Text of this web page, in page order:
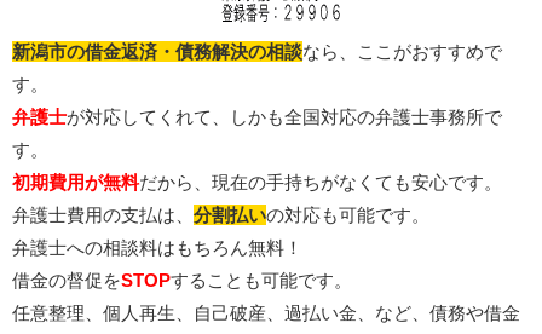
新潟市の借金返済・債務解決の相談なら、ここがおすすめで
す。
弁護士が対応してくれて、しかも全国対応の弁護士事務所で
す。
初期費用が無料だから、現在の手持ちがなくても安心です。
弁護士費用の支払は、 分割払いの対応も可能です。
弁護士への相談料はもちろん無料！
借金の督促をSTOPすることも可能です。
任意整理、個人再生、自己破産、過払い金、など、債務や借金